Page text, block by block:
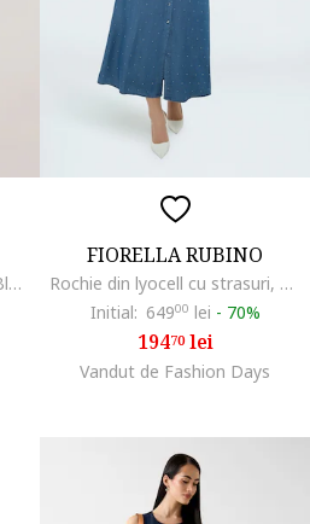
Rochie maxi din chambray, Bleumarin
FIORELLA RUBINO
Rochie din lyocell cu strasuri, Albastru prafuit
Initial: 64900 lei - 70%
19470lei
Vandut de Fashion Days